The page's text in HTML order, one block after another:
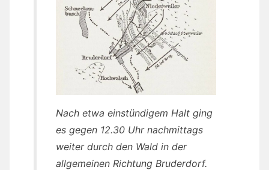
Nach etwa einstündigem Halt ging
es gegen 12.30 Uhr nachmittags
weiter durch den Wald in der
allgemeinen Richtung Bruderdorf.